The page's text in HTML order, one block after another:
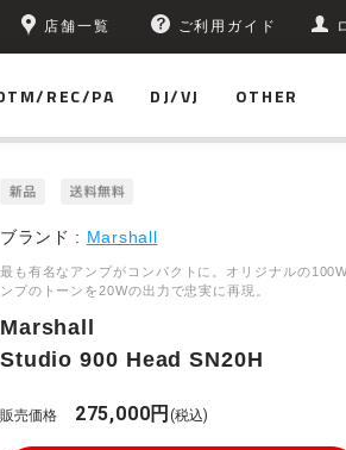
店舗一覧 ご利用ガイド
REC/PA DJ/VJ OTHER
ブランド : Marshall
最も有名なアンプがコンパクトに。オリジナルの
ンプのトーンを20Wの出力で忠実に再現。
Marshall
Studio 900 Head SN20H
販売価格 275,000円(税込)